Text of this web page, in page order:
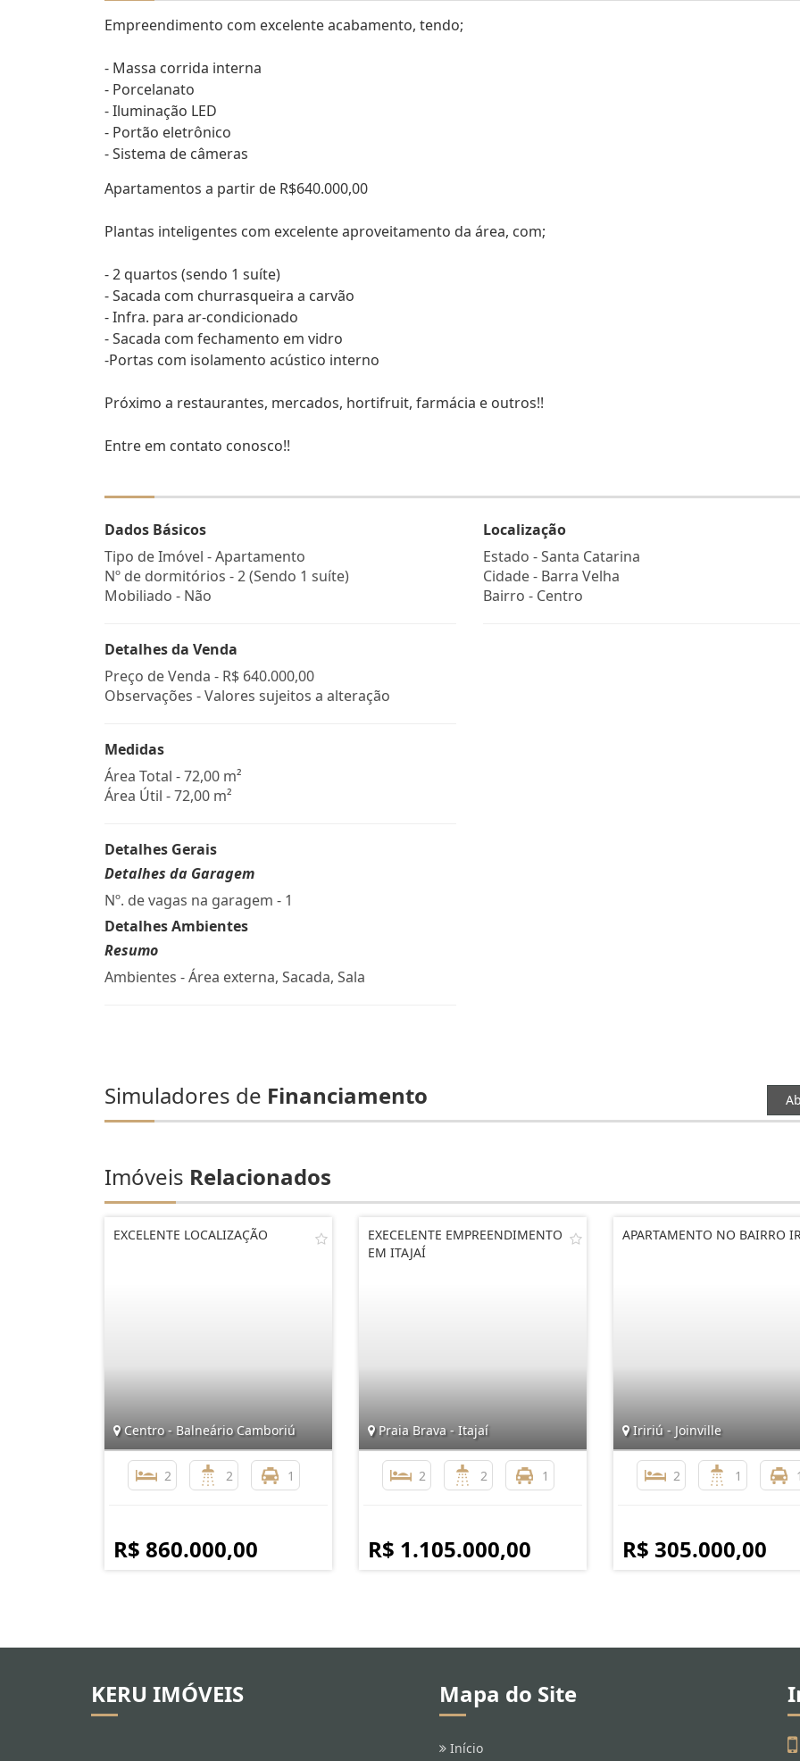
Empreendimento com excelente acabamento, tendo;
- Massa corrida interna
- Porcelanato
- Iluminação LED
- Portão eletrônico
- Sistema de câmeras
Apartamentos a partir de R$640.000,00
Plantas inteligentes com excelente aproveitamento da área, com;
- 2 quartos (sendo 1 suíte)
- Sacada com churrasqueira a carvão
- Infra. para ar-condicionado
- Sacada com fechamento em vidro
-Portas com isolamento acústico interno
Próximo a restaurantes, mercados, hortifruit, farmácia e outros!!
Entre em contato conosco!!
Dados Básicos
Tipo de Imóvel - Apartamento
Nº de dormitórios - 2 (Sendo 1 suíte)
Mobiliado - Não
Detalhes da Venda
Preço de Venda - R$ 640.000,00
Observações - Valores sujeitos a alteração
Medidas
Área Total - 72,00 m²
Área Útil - 72,00 m²
Detalhes Gerais
Detalhes da Garagem
Nº. de vagas na garagem - 1
Detalhes Ambientes
Resumo
Ambientes - Área externa, Sacada, Sala
Localização
Estado -Santa Catarina
Cidade - Barra Velha
Bairro - Centro
Simuladores de Financiamento
Imóveis Relacionados
EXCELENTE LOCALIZAÇÃO
Centro - Balneário Camboriú
2 2 1
R$ 860.000,00
EXECELENTE EMPREENDIMENTO
EM ITAJAÍ
Praia Brava - Itajaí
2 2 1
R$ 1.105.000,00
APARTAMENTO NO BAIRRO
Iririú - Joinville
2 1 1
R$ 305.000,00
KERU IMÓVEIS Mapa do Site
Início